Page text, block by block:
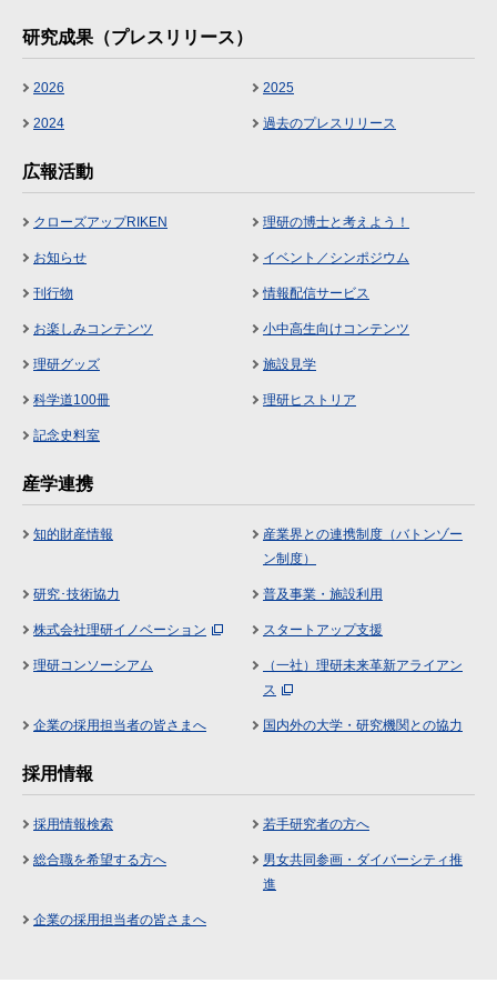
研究成果（プレスリリース）
2026 2025
2024 過去のプレスリリース
広報活動
クローズアップRIKEN 理研の博士と考えよう！
お知らせ イベント／シンポジウム
刊行物 情報配信サービス
お楽しみコンテンツ 小中高生向けコンテンツ
理研グッズ 施設見学
科学道100冊 理研ヒストリア
記念史料室
産学連携
知的財産情報
産業界との連携制度（バトンゾー
ン制度）
研究･技術協力 普及事業・施設利用
株式会社理研イノベーション スタートアップ支援
理研コンソーシアム
（一社）理研未来革新アライアン
ス
企業の採用担当者の皆さまへ 国内外の大学・研究機関との協力
採用情報
採用情報検索 若手研究者の方へ
総合職を希望する方へ
男女共同参画・ダイバーシティ推
進
企業の採用担当者の皆さまへ